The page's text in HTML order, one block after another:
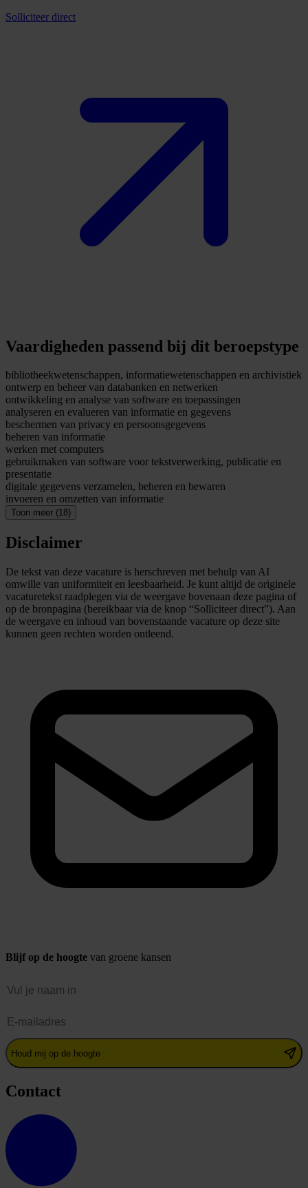
Solliciteer direct
Vaardigheden passend bij dit beroepstype
bibliotheekwetenschappen, informatiewetenschappen en archivistiek
ontwerp en beheer van databanken en netwerken
ontwikkeling en analyse van software en toepassingen
analyseren en evalueren van informatie en gegevens
beschermen van privacy en persoonsgegevens
beheren van informatie
werken met computers
gebruikmaken van software voor tekstverwerking, publicatie en
presentatie
digitale gegevens verzamelen, beheren en bewaren
invoeren en omzetten van informatie
Toon meer (18)
Disclaimer
De tekst van deze vacature is herschreven met behulp van AI
omwille van uniformiteit en leesbaarheid. Je kunt altijd de originele
vacaturetekst raadplegen via de weergave bovenaan deze pagina of
op de bronpagina (bereikbaar via de knop “Solliciteer direct”). Aan
de weergave en inhoud van bovenstaande vacature op deze site
kunnen geen rechten worden ontleend.
Blijf op de hoogte van groene kansen
Houd mij op de hoogte
Contact